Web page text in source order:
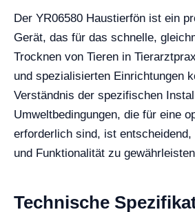
Der YR06580 Haustierfön ist ein
Gerät, das für das schnelle,
Trocknen von Tieren in
und spezialisierten Einrichtungen
Verständnis der spezifischen
Umweltbedingungen, die für eine
erforderlich sind, ist entscheidend,
und Funktionalität zu
Technische